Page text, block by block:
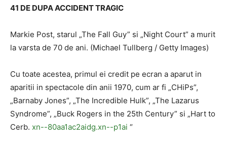
41 DE DUPA ACCIDENT TRAGIC
Markie Post, starul „The Fall Guy” si „Night Court” a murit
la varsta de 70 de ani. (Michael Tullberg / Getty Images)
Cu toate acestea, primul ei credit pe ecran a aparut in
aparitii in spectacole din anii 1970, cum ar fi „CHiPs”,
„Barnaby Jones”, „The Incredible Hulk”, „The Lazarus
Syndrome”, „Buck Rogers in the 25th Century” si „Hart to
Cerb. xn--80aa1ac2aidg.xn--p1ai “